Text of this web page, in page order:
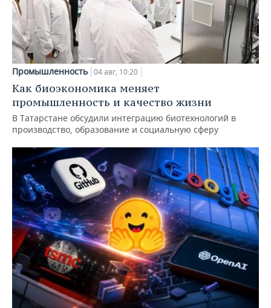
Промышленность 04 авг, 10:20
Как биоэкономика меняет
промышленность и качество жизни
В Татарстане обсудили интеграцию биотехнологий в
производство, образование и социальную сферу